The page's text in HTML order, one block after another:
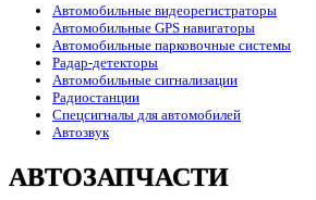
Автомобильные видеорегистраторы
Автомобильные GPS навигаторы
Автомобильные парковочные системы
Радар-детекторы
Автомобильные сигнализации
Радиостанции
Спецсигналы для автомобилей
Автозвук
АВТОЗАПЧАСТИ